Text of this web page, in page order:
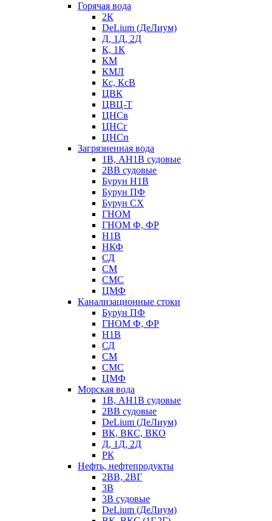
Горячая вода
2К
DeLium (ДеЛиум)
Д, 1Д, 2Д
К, 1К
КМ
КМЛ
Кс, КсВ
ЦВК
ЦВЦ-Т
ЦНСв
ЦНСг
ЦНСп
Загрязненная вода
1В, АН1В судовые
2ВВ судовые
Бурун Н1В
Бурун ПФ
Бурун СХ
ГНОМ
ГНОМ Ф, ФР
Н1В
НКФ
СД
СМ
СМС
ЦМФ
Канализационные стоки
Бурун ПФ
ГНОМ Ф, ФР
Н1В
СД
СМ
СМС
ЦМФ
Морская вода
1В, АН1В судовые
2ВВ судовые
DeLium (ДеЛиум)
ВК, ВКС, ВКО
Д, 1Д, 2Д
РК
Нефть, нефтепродукты
2ВВ, 2ВГ
3В
3В судовые
DeLium (ДеЛиум)